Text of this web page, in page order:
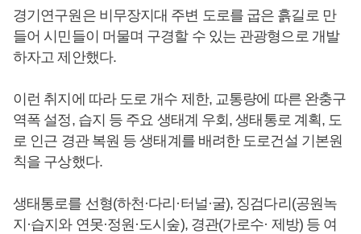
경기연구원은 비무장지대 주변 도로를 굽은 흙길로 만
들어 시민들이 머물며 구경할 수 있는 관광형으로 개발
하자고 제안했다.
이런 취지에 따라 도로 개수 제한, 교통량에 따른 완충구
역폭 설정, 습지 등 주요 생태계 우회, 생태통로 계획, 도
로 인근 경관 복원 등 생태계를 배려한 도로건설 기본원
칙을 구상했다.
생태통로를 선형(하천·다리·터널·굴), 징검다리(공원녹
지·습지와 연못·정원·도시숲), 경관(가로수· 제방) 등 여